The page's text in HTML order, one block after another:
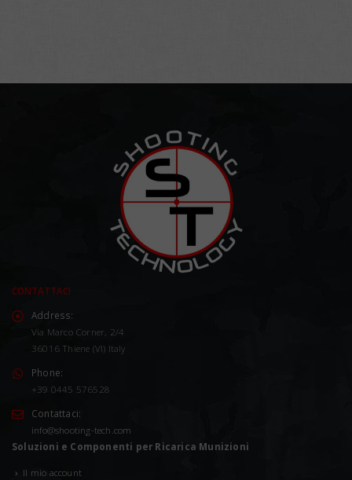
CONTATTACI
Address:
Via Marco Corner, 2/4
36016 Thiene (VI) Italy
Phone:
+39 0445 576528
Contattaci:
info@shooting-tech.com
Soluzioni e Componenti per Ricarica Munizioni
Il mio account